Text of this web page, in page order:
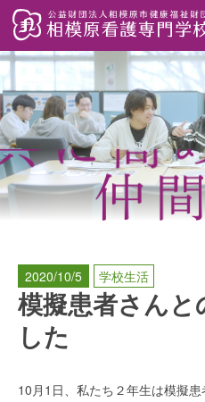
2020/10/5 学校生活
模擬患者さんと
した
10月1日、私たち２年生は模擬